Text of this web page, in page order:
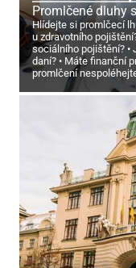
Promlčené dluhy
Hlídejte si promlčecí
u zdravotního
sociálního pojištění?
daní?
Máte finanční
promlčení